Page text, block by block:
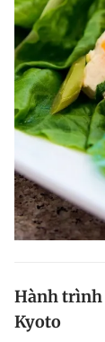
Hành trình
Kyoto